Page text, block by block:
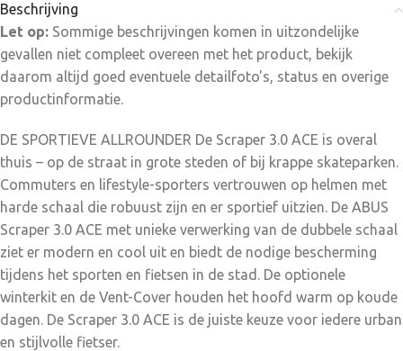
Beschrijving
Let op: Sommige beschrijvingen komen in uitzondelijke
gevallen niet compleet overeen met het product, bekijk
daarom altijd goed eventuele detailfoto's, status en overige
productinformatie.
DE SPORTIEVE ALLROUNDER De Scraper 3.0 ACE is overal
thuis – op de straat in grote steden of bij krappe skateparken.
Commuters en lifestyle-sporters vertrouwen op helmen met
harde schaal die robuust zijn en er sportief uitzien. De ABUS
Scraper 3.0 ACE met unieke verwerking van de dubbele schaal
ziet er modern en cool uit en biedt de nodige bescherming
tijdens het sporten en fietsen in de stad. De optionele
winterkit en de Vent-Cover houden het hoofd warm op koude
dagen. De Scraper 3.0 ACE is de juiste keuze voor iedere urban
en stijlvolle fietser.